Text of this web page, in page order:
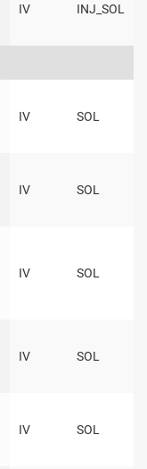
IV INJ_SOL
IV SOL
IV SOL
IV SOL
IV SOL
IV SOL